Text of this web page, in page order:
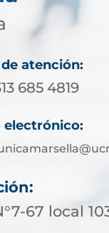
atención:
685 4819
electrónico:
67 local